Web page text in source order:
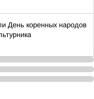
День коренных народов